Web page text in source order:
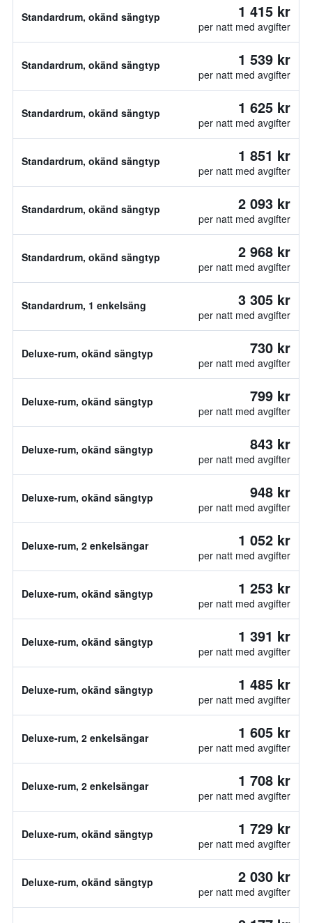
Standardrum, okänd sängtyp 1 415 kr
per natt med avgifter
Standardrum, okänd sängtyp 1 539 kr
per natt med avgifter
Standardrum, okänd sängtyp 1 625 kr
per natt med avgifter
Standardrum, okänd sängtyp 1 851 kr
per natt med avgifter
Standardrum, okänd sängtyp 2 093 kr
per natt med avgifter
Standardrum, okänd sängtyp 2 968 kr
per natt med avgifter
Standardrum, 1 enkelsäng 3 305 kr
per natt med avgifter
Deluxe-rum, okänd sängtyp 730 kr
per natt med avgifter
Deluxe-rum, okänd sängtyp 799 kr
per natt med avgifter
Deluxe-rum, okänd sängtyp 843 kr
per natt med avgifter
Deluxe-rum, okänd sängtyp 948 kr
per natt med avgifter
Deluxe-rum, 2 enkelsängar 1 052 kr
per natt med avgifter
Deluxe-rum, okänd sängtyp 1 253 kr
per natt med avgifter
Deluxe-rum, okänd sängtyp 1 391 kr
per natt med avgifter
Deluxe-rum, okänd sängtyp 1 485 kr
per natt med avgifter
Deluxe-rum, 2 enkelsängar 1 605 kr
per natt med avgifter
Deluxe-rum, 2 enkelsängar 1 708 kr
per natt med avgifter
Deluxe-rum, okänd sängtyp 1 729 kr
per natt med avgifter
Deluxe-rum, okänd sängtyp 2 030 kr
per natt med avgifter